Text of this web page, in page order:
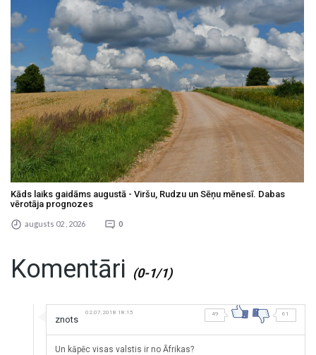
Kāds laiks gaidāms augustā - Viršu, Rudzu un Sēņu mēnesī. Dabas
vērotāja prognozes
augusts 02 , 2026 0
Komentāri (0-1/1)
znots
02.07.2018 18:15 49 61
Un kāpēc visas valstis ir no Āfrikas?